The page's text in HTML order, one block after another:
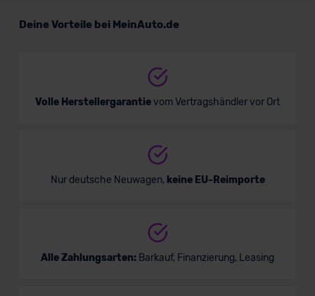
Deine Vorteile bei MeinAuto.de
Volle Herstellergarantievom Vertragshändler vor Ort
Nur deutsche Neuwagen, keine EU-Reimporte
Alle Zahlungsarten: Barkauf, Finanzierung, Leasing